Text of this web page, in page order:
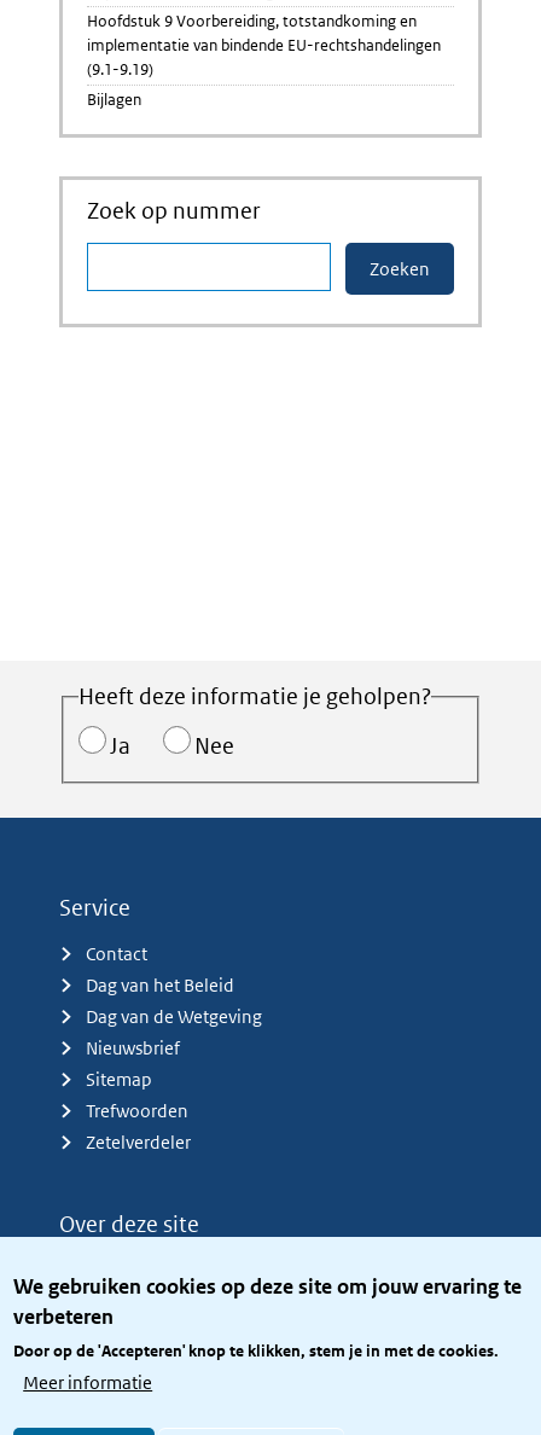
We gebruiken cookies op deze site om jouw ervaring te
verbeteren
Door op de 'Accepteren' knop te klikken, stem je in met de cookies.
Meer informatie
Hoofdstuk 9 Voorbereiding, totstandkoming en
implementatie van bindende EU-rechtshandelingen
(9.1-9.19)
Bijlagen
Zoek op nummer
Heeft deze informatie je geholpen?
Ja
Nee
Service
Contact
Dag van het Beleid
Dag van de Wetgeving
Nieuwsbrief
Sitemap
Trefwoorden
Zetelverdeler
Over deze site
Privacy
Toegang site openbaar
Toegankelijkheid